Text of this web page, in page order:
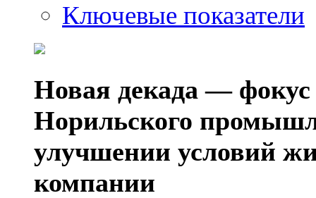
Ключевые показатели
Новая декада — фокус
Норильского
улучшении условий
компании